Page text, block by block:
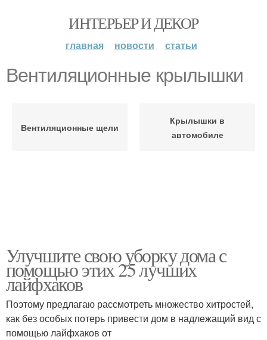
ИНТЕРЬЕР И ДЕКОР
главная новости статьи
Вентиляционные крылышки
Вентиляционные щели
Крылышки в
автомобиле
Улучшите свою уборку дома с
помощью этих 25 лучших
лайфхаков
Поэтому предлагаю рассмотреть множество хитростей,
как без особых потерь привести дом в надлежащий вид с
помощью лайфхаков от